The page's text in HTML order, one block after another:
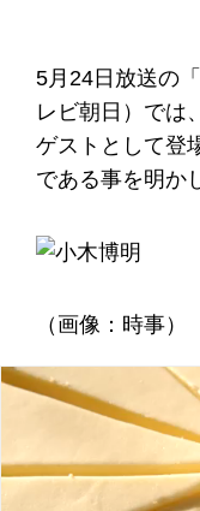
5月24日放送の
レビ朝日）では
ゲストとして登
である事を明か
（画像：時事）